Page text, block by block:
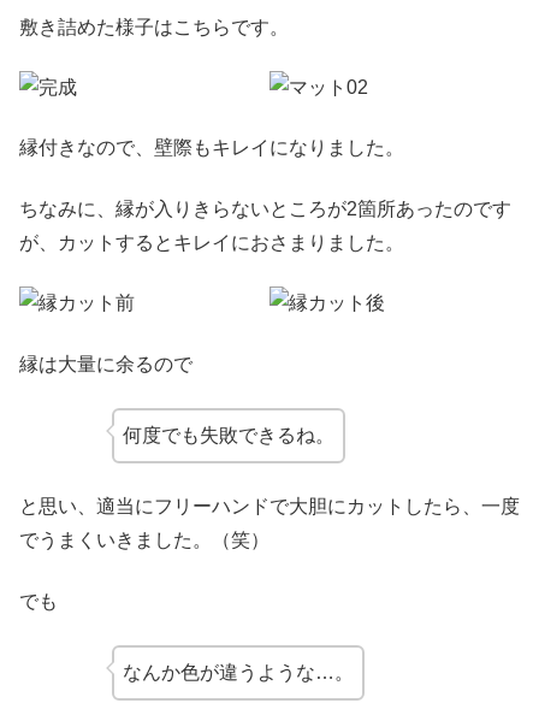
敷き詰めた様子はこちらです。
縁付きなので、壁際もキレイになりました。
ちなみに、縁が入りきらないところが2箇所あったのです
が、カットするとキレイにおさまりました。
縁は大量に余るので
何度でも失敗できるね。
と思い、適当にフリーハンドで大胆にカットしたら、一度
でうまくいきました。（笑）
でも
なんか色が違うような…。